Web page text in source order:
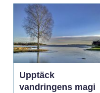
Upptäck
vandringens magi